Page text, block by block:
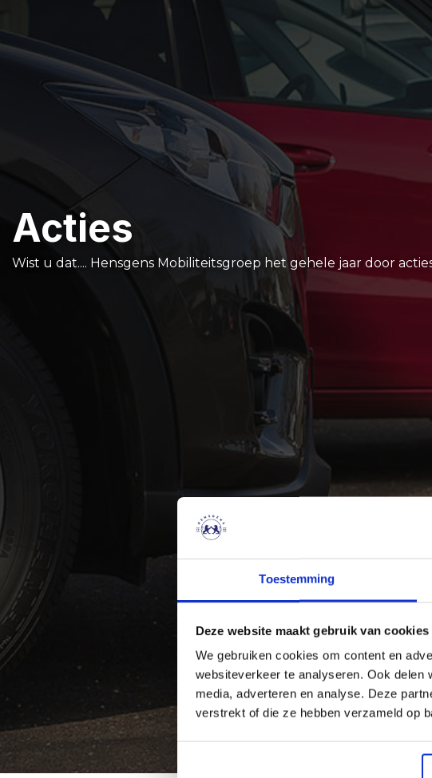
Toestemming
Deze website maakt gebruik van cookies
We gebruiken cookies om content en
websiteverkeer te analyseren. Ook
media, adverteren en analyse. Deze
verstrekt of die ze hebben verzameld op
Acties
Wist u dat.... Hensgens Mobiliteitsgroep het gehele jaar door